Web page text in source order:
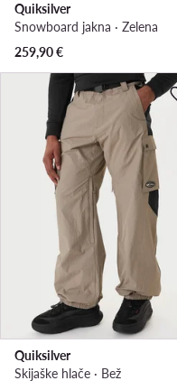
Quiksilver
Snowboard jakna · Zelena
259,90€
Quiksilver
Skijaške hlače · Bež